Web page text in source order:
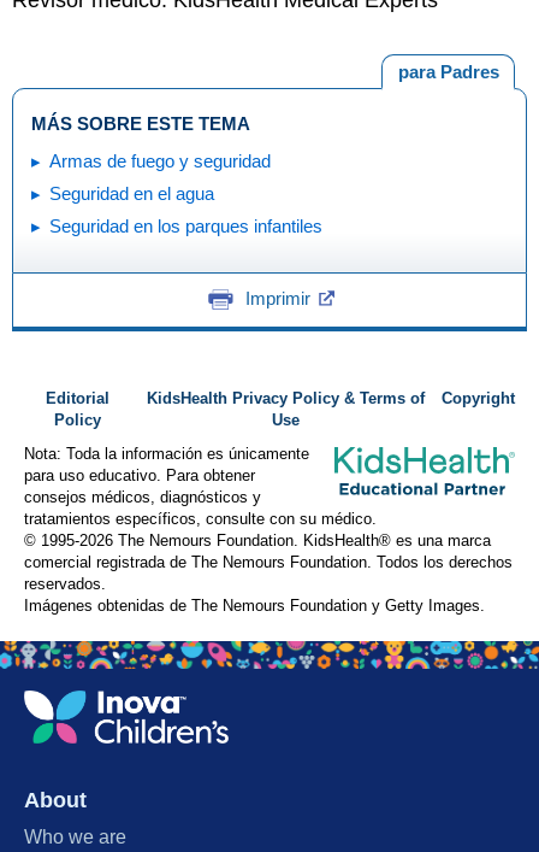
para Padres
MÁS SOBRE ESTE TEMA
Armas de fuego y seguridad
Seguridad en el agua
Seguridad en los parques infantiles
Imprimir
Editorial
Policy
KidsHealth Privacy Policy & Terms of
Use
Copyright
Nota: Toda la información es únicamente
para uso educativo. Para obtener
consejos médicos, diagnósticos y
tratamientos específicos, consulte con su médico.
© 1995-2026 The Nemours Foundation. KidsHealth® es una marca
comercial registrada de The Nemours Foundation. Todos los derechos
reservados.
Imágenes obtenidas de The Nemours Foundation y Getty Images.
About
Who we are